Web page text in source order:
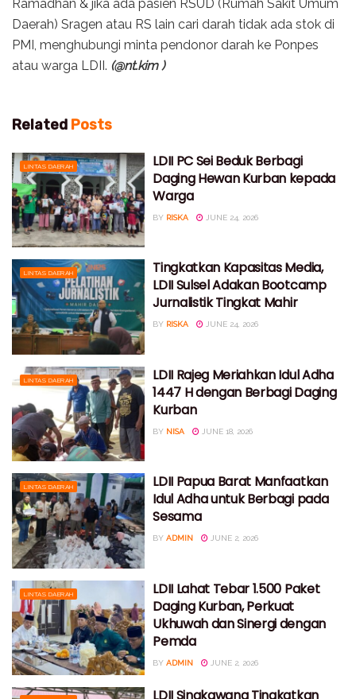
Ramadhan & jika ada pasien RSUD (Rumah Sakit Umum
Daerah) Sragen atau RS lain cari darah tidak ada stok di
PMI, menghubungi minta pendonor darah ke Ponpes
atau warga LDII. (@nt.kim )
Related Posts
LINTAS DAERAH
LDII PC Sei Beduk Berbagi
Daging Hewan Kurban kepada
Warga
BY RISKA JUNE 24, 2026
LINTAS DAERAH
Tingkatkan Kapasitas Media,
LDII Sulsel Adakan Bootcamp
Jurnalistik Tingkat Mahir
BY RISKA JUNE 24, 2026
LINTAS DAERAH
LDII Rajeg Meriahkan Idul Adha
1447 H dengan Berbagi Daging
Kurban
BY NISA JUNE 18, 2026
LINTAS DAERAH
LDII Papua Barat Manfaatkan
Idul Adha untuk Berbagi pada
Sesama
BY ADMIN JUNE 2, 2026
LINTAS DAERAH
LDII Lahat Tebar 1.500 Paket
Daging Kurban, Perkuat
Ukhuwah dan Sinergi dengan
Pemda
BY ADMIN JUNE 2, 2026